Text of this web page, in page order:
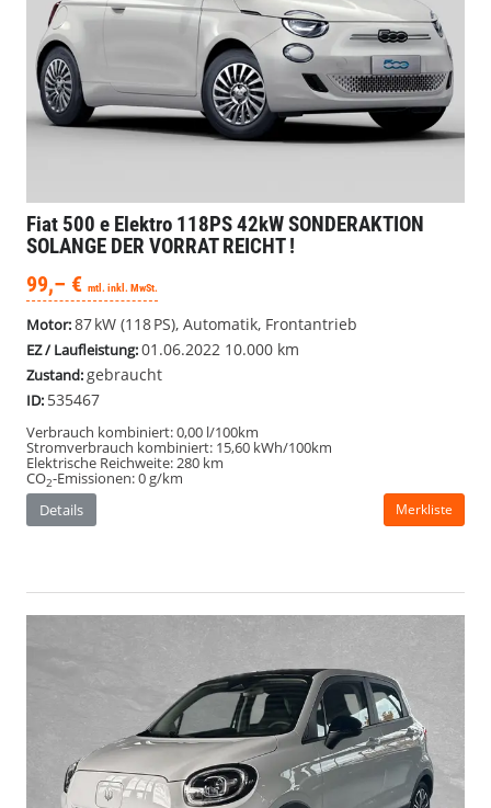
Fiat 500 e Elektro 118PS 42kW SONDERAKTION
SOLANGE DER VORRAT REICHT !
99,– € mtl. inkl. MwSt.
Motor:87 kW (118 PS), Automatik, Frontantrieb
EZ / Laufleistung:01.06.2022 10.000 km
Zustand:gebraucht
ID: 535467
Verbrauch kombiniert:0,00 l/100km
Stromverbrauch kombiniert: 15,60 kWh/100km
Elektrische Reichweite:280 km
CO2-Emissionen:0 g/km
Details
Merkliste